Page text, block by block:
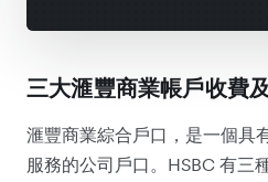
三大滙豐商業帳戶收費
滙豐商業綜合戶口，是一個具
服務的公司戶口。HSBC 有三